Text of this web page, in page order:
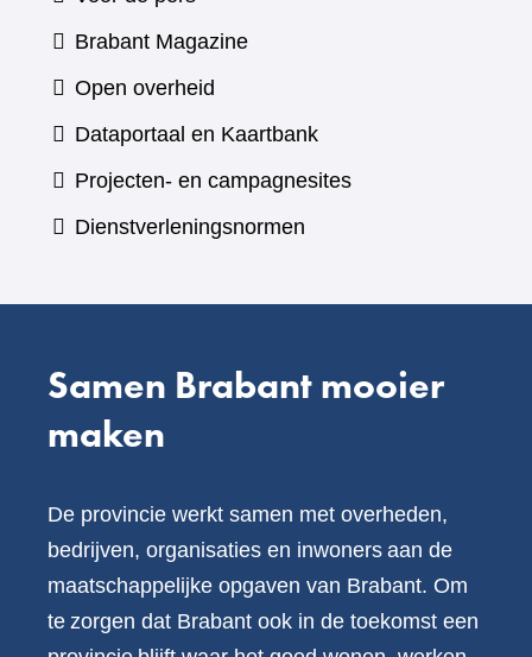
Brabant Magazine(verwijst
andere
website)
Open overheid
Dataportaal en Kaartbank(verwijst
naar
Projecten- en campagnesites
Dienstverleningsnormen
Samen Brabant mooier
maken
De provincie werkt samen met overheden,
bedrijven, organisaties en inwoners aan de
maatschappelijke opgaven van Brabant. Om
te zorgen dat Brabant ook in de toekomst een